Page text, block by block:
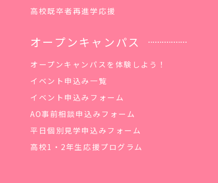
高校既卒者再進学応援
オープンキャンパス
オープンキャンパスを体験しよう！
イベント申込み一覧
イベント申込みフォーム
AO事前相談申込みフォーム
平日個別見学申込みフォーム
高校1・2年生応援プログラム